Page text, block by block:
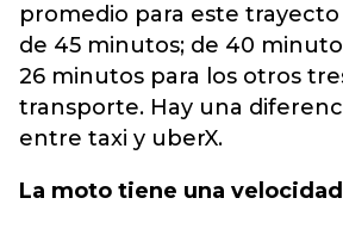
promedio para este
de 45 minutos; de 40
26 minutos para los otros
transporte. Hay una
entre taxi y uberX.
La moto tiene una